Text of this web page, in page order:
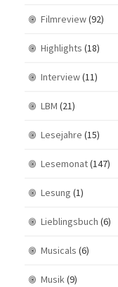
Filmreview(92)
Highlights (18)
Interview(11)
LBM (21)
Lesejahre (15)
Lesemonat(147)
Lesung (1)
Lieblingsbuch (6)
Musicals (6)
Musik(9)